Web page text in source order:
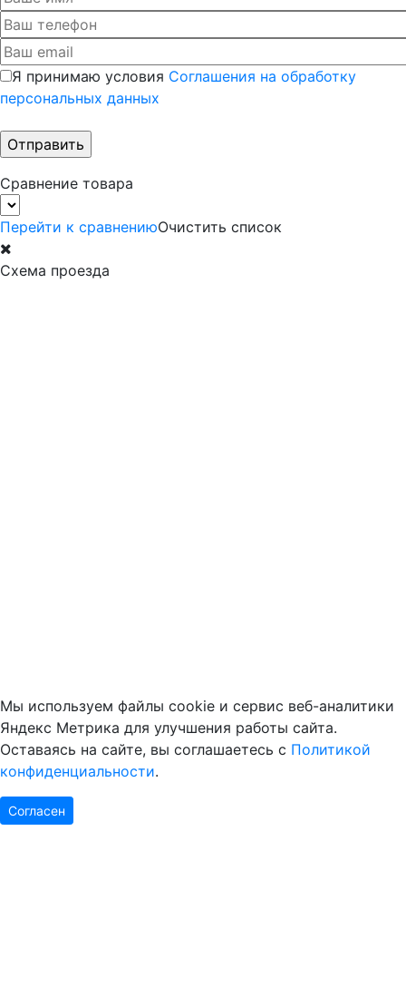
Я принимаю условия Соглашения на обработку
персональных данных
Сравнение товара
Перейти к сравнениюОчистить список
Схема проезда
Мы используем файлы cookie и сервис веб-аналитики
Яндекс Метрика для улучшения работы сайта.
Оставаясь на сайте, вы соглашаетесь с Политикой
конфиденциальности.
Согласен